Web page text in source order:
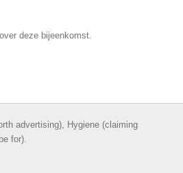
deze bijeenkomst.
advertising), Hygiene (claiming
for).